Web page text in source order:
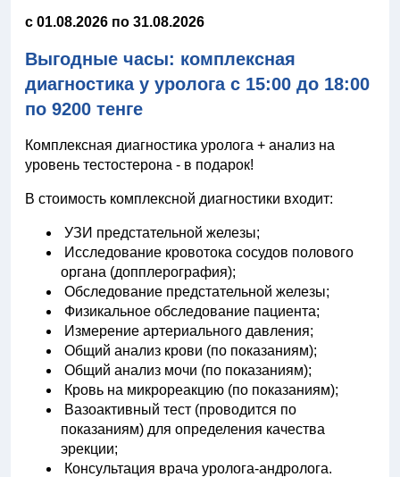
c 01.08.2026 по 31.08.2026
Выгодные часы: комплексная
диагностика у уролога с 15:00 до 18:00
по 9200 тенге
Комплексная диагностика уролога + анализ на
уровень тестостерона - в подарок!
В стоимость комплексной диагностики входит:
УЗИ предстательной железы;
Исследование кровотока сосудов полового
органа (допплерография);
Обследование предстательной железы;
Физикальное обследование пациента;
Измерение артериального давления;
Общий анализ крови (по показаниям);
Общий анализ мочи (по показаниям);
Кровь на микрореакцию (по показаниям);
Вазоактивный тест (проводится по
показаниям) для определения качества
эрекции;
Консультация врача уролога-андролога.